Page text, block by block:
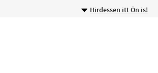
Hirdessen itt Ön is!